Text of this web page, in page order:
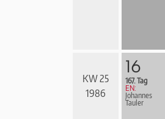
KW 25
1986
16
167. Tag
EN:
Johannes
Tauler